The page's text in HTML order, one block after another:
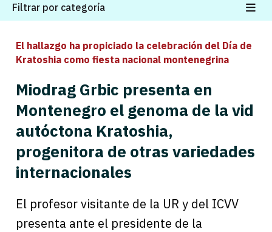
Filtrar por categoría
El hallazgo ha propiciado la celebración del Día de
Kratoshia como fiesta nacional montenegrina
Miodrag Grbic presenta en
Montenegro el genoma de la vid
autóctona Kratoshia,
progenitora de otras variedades
internacionales
El profesor visitante de la UR y del ICVV
presenta ante el presidente de la